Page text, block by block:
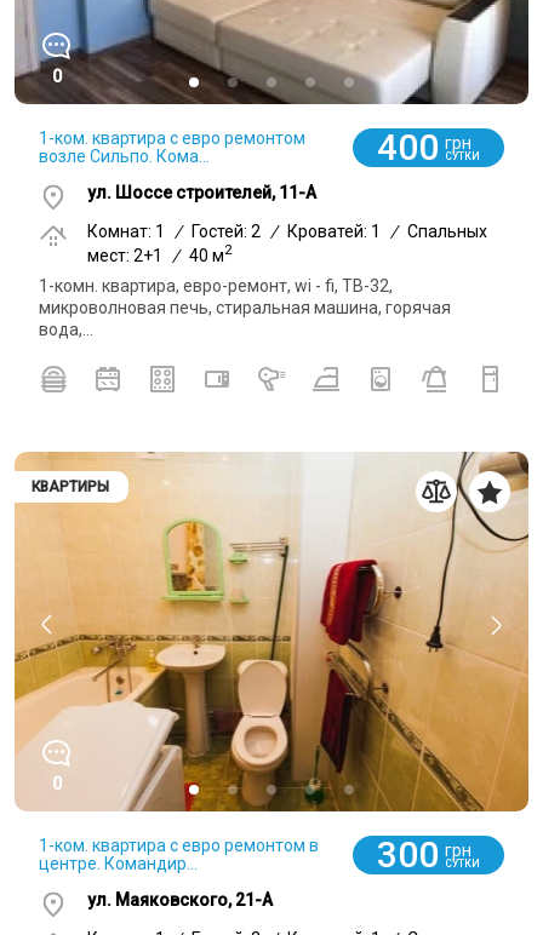
0
1-ком. квартира с евро ремонтом
возле Сильпо. Кома...
400 грн
СУТКИ
ул. Шоссе строителей, 11-А
Комнат: 1
/ Гостей: 2 / Кроватей: 1 / Спальных
мест: 2+1
/ 40 м2
1-комн. квартира, евро-ремонт, wi - fi, ТВ-32,
микроволновая печь, стиральная машина, горячая
вода,...
КВАРТИРЫ
0
1-ком. квартира с евро ремонтом в
центре. Командир...
300 грн
СУТКИ
ул. Маяковского, 21-А